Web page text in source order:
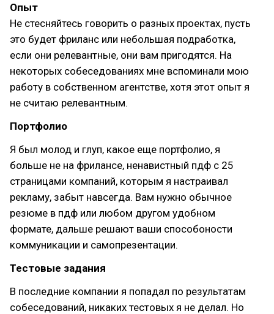
Опыт
Не стесняйтесь говорить о разных проектах, пусть
это будет фриланс или небольшая подработка,
если они релевантные, они вам пригодятся. На
некоторых собеседованиях мне вспоминали мою
работу в собственном агентстве, хотя этот опыт я
не считаю релевантным.
Портфолио
Я был молод и глуп, какое еще портфолио, я
больше не на фрилансе, ненавистный пдф с 25
страницами компаний, которым я настраивал
рекламу, забыт навсегда. Вам нужно обычное
резюме в пдф или любом другом удобном
формате, дальше решают ваши способоности
коммуникации и самопрезентации.
Тестовые задания
В последние компании я попадал по результатам
собеседований, никаких тестовых я не делал. Но